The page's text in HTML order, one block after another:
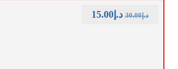
د.إ30.00 د.إ15.00